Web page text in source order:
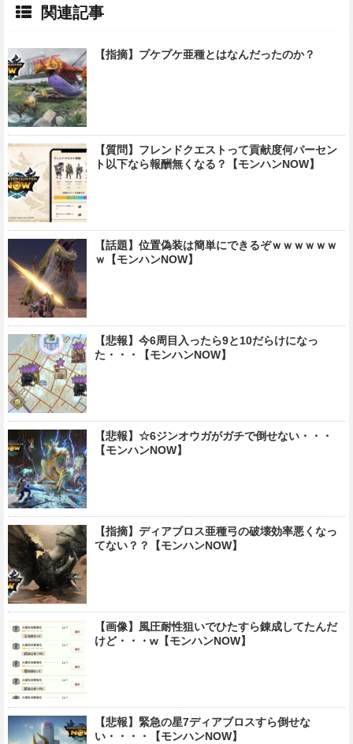
関連記事
【指摘】プケプケ亜種とはなんだったのか？
【質問】フレンドクエストって貢献度何パーセン
ト以下なら報酬無くなる？【モンハンNOW】
【話題】位置偽装は簡単にできるぞｗｗｗｗｗｗ
ｗ【モンハンNOW】
【悲報】今6周目入ったら9と10だらけになっ
た・・・【モンハンNOW】
【悲報】☆6ジンオウガがガチで倒せない・・・
【モンハンNOW】
【指摘】ディアブロス亜種弓の破壊効率悪くなっ
てない？？【モンハンNOW】
【画像】風圧耐性狙いでひたすら錬成してたんだ
けど・・・w【モンハンNOW】
【悲報】緊急の星7ディアブロスすら倒せな
い・・・・【モンハンNOW】